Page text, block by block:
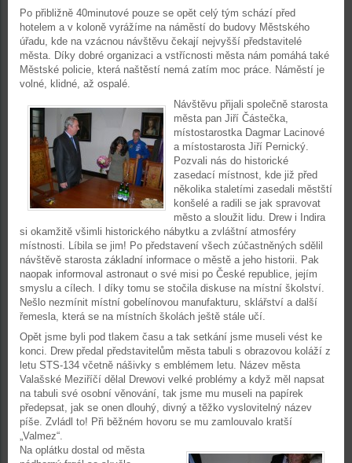
Po přibližně 40minutové pouze se opět celý tým schází před
hotelem a v koloně vyrážíme na náměstí do budovy Městského
úřadu, kde na vzácnou návštěvu čekají nejvyšší představitelé
města. Díky dobré organizaci a vstřícnosti města nám pomáhá také
Městské policie, která naštěstí nemá zatím moc práce. Náměstí je
volné, klidné, až ospalé.
Návštěvu přijali společně starosta
města pan Jiří Částečka,
místostarostka Dagmar Lacinové
a místostarosta Jiří Pernický.
Pozvali nás do historické
zasedací místnost, kde již před
několika staletími zasedali městští
konšelé a radili se jak spravovat
město a sloužit lidu. Drew i Indira
si okamžitě všimli historického nábytku a zvláštní atmosféry
místnosti. Líbila se jim! Po představení všech zúčastněných sdělil
návštěvě starosta základní informace o městě a jeho historii. Pak
naopak informoval astronaut o své misi po České republice, jejím
smyslu a cílech. I díky tomu se stočila diskuse na místní školství.
Nešlo nezmínit místní gobelínovou manufakturu, sklářství a další
řemesla, která se na místních školách ještě stále učí.
Opět jsme byli pod tlakem času a tak setkání jsme museli vést ke
konci. Drew předal představitelům města tabuli s obrazovou koláží z
letu STS-134 včetně nášivky s emblémem letu. Název města
Valašské Meziříčí dělal Drewovi velké problémy a když měl napsat
na tabuli své osobní věnování, tak jsme mu museli na papírek
předepsat, jak se onen dlouhý, divný a těžko vyslovitelný název
píše. Zvládl to! Při běžném hovoru se mu zamlouvalo kratší
„Valmez“.
Na oplátku dostal od města